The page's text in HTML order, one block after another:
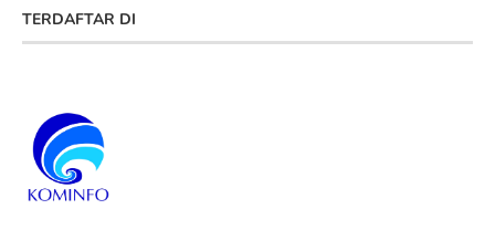
TERDAFTAR DI